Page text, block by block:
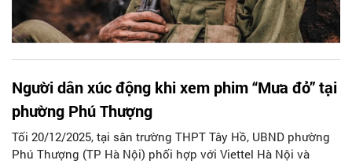
Người dân xúc động khi xem phim “Mưa đỏ” tại
phường Phú Thượng
Tối 20/12/2025, tại sân trường THPT Tây Hồ, UBND phường
Phú Thượng (TP Hà Nội) phối hợp với Viettel Hà Nội và